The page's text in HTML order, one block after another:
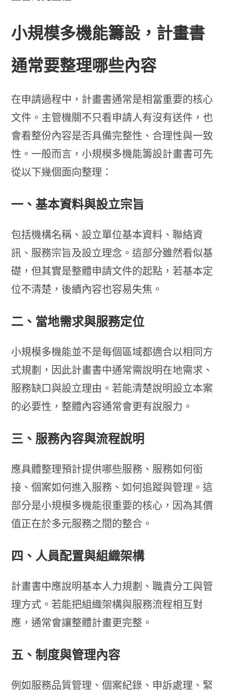
小規模多機能籌設，計畫書
通常要整理哪些內容
在申請過程中，計畫書通常是相當重要的核心
文件。主管機關不只看申請人有沒有送件，也
會看整份內容是否具備完整性、合理性與一致
性。一般而言，小規模多機能籌設計畫書可先
從以下幾個面向整理：
一、基本資料與設立宗旨
包括機構名稱、設立單位基本資料、聯絡資
訊、服務宗旨及設立理念。這部分雖然看似基
礎，但其實是整體申請文件的起點，若基本定
位不清楚，後續內容也容易失焦。
二、當地需求與服務定位
小規模多機能並不是每個區域都適合以相同方
式規劃，因此計畫書中通常需說明在地需求、
服務缺口與設立理由。若能清楚說明設立本案
的必要性，整體內容通常會更有說服力。
三、服務內容與流程說明
應具體整理預計提供哪些服務、服務如何銜
接、個案如何進入服務、如何追蹤與管理。這
部分是小規模多機能很重要的核心，因為其價
值正在於多元服務之間的整合。
四、人員配置與組織架構
計畫書中應說明基本人力規劃、職責分工與管
理方式。若能把組織架構與服務流程相互對
應，通常會讓整體計畫更完整。
五、制度與管理內容
例如服務品質管理、個案紀錄、申訴處理、緊